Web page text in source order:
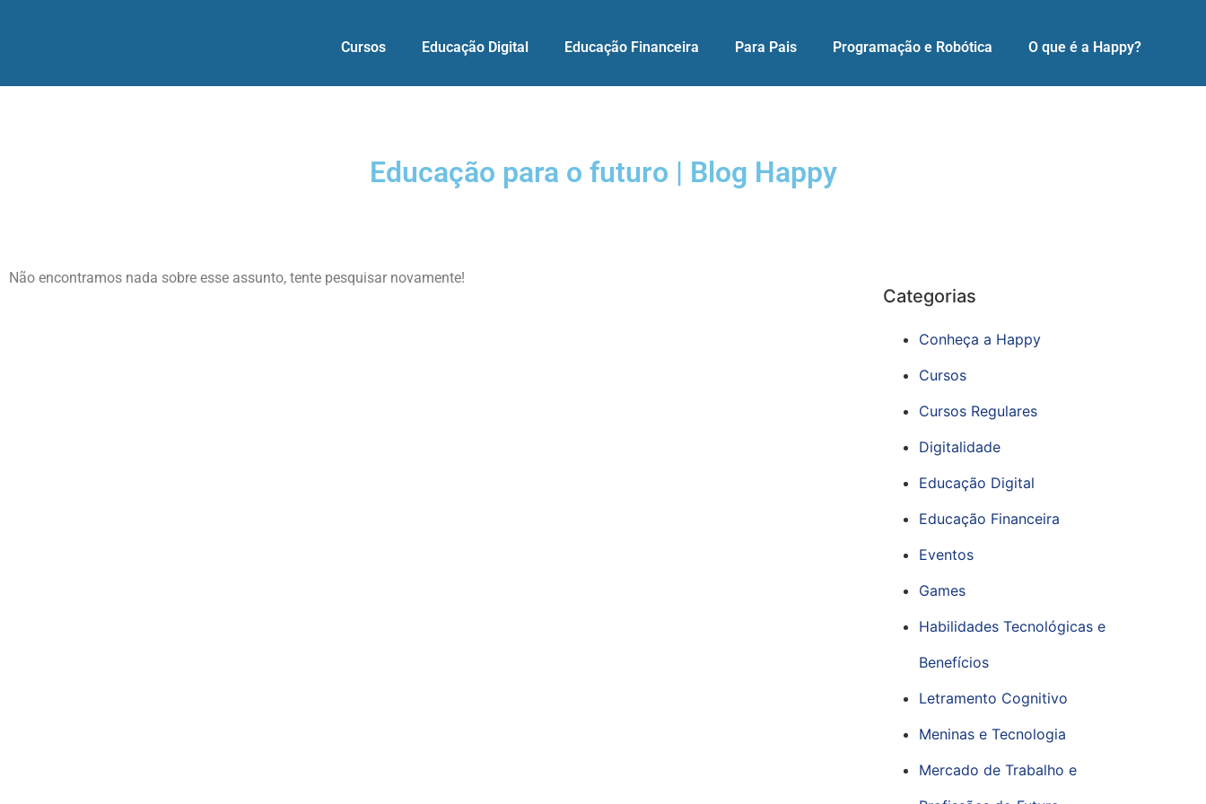
Cursos Educação Digital Educação Financeira Para Pais Programação e Robótica O que é a Happy?
Educação para o futuro | Blog Happy
Não encontramos nada sobre esse assunto, tente pesquisar novamente!
Categorias
Conheça a Happy
Cursos
Cursos Regulares
Digitalidade
Educação Digital
Educação Financeira
Eventos
Games
Habilidades Tecnológicas e
Benefícios
Letramento Cognitivo
Meninas e Tecnologia
Mercado de Trabalho e